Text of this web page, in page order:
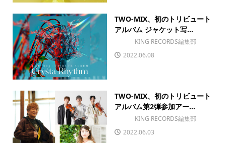
TWO-MIX、初のトリビュート
アルバム ジャケット写...
KING RECORDS編集部
2022.06.08
TWO-MIX、初のトリビュート
アルバム第2弾参加アー...
KING RECORDS編集部
2022.06.03